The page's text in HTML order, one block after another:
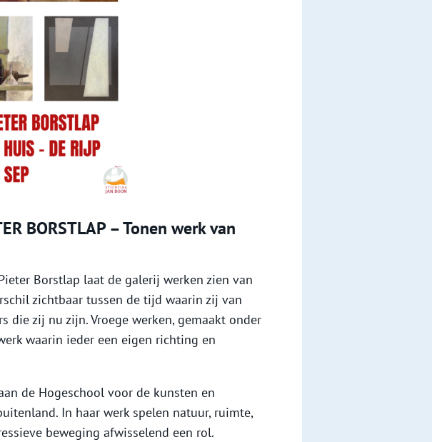
BORSTLAP – Tonen werk van
Borstlap laat de galerij werken zien van
zichtbaar tussen de tijd waarin zij van
die zij nu zijn. Vroege werken, gemaakt onder
waarin ieder een eigen richting en
de Hogeschool voor de kunsten en
In haar werk spelen natuur, ruimte,
beweging afwisselend een rol.